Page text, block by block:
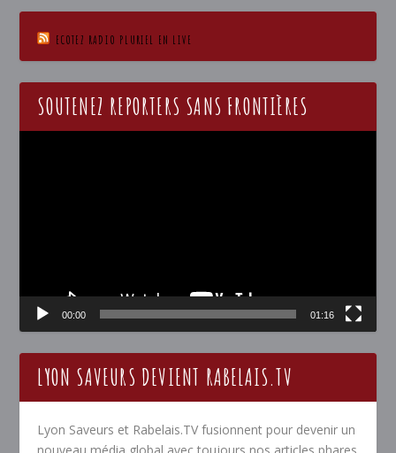
ECOTEZ RADIO PLURIEL EN LIVE
SOUTENEZ REPORTERS SANS FRONTIÈRES
00:00 01:16
LYON SAVEURS DEVIENT RABELAIS.TV
Lyon Saveurs et Rabelais.TV fusionnent pour devenir un